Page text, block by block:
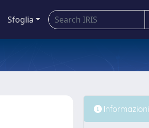
Sfoglia
Informazioni